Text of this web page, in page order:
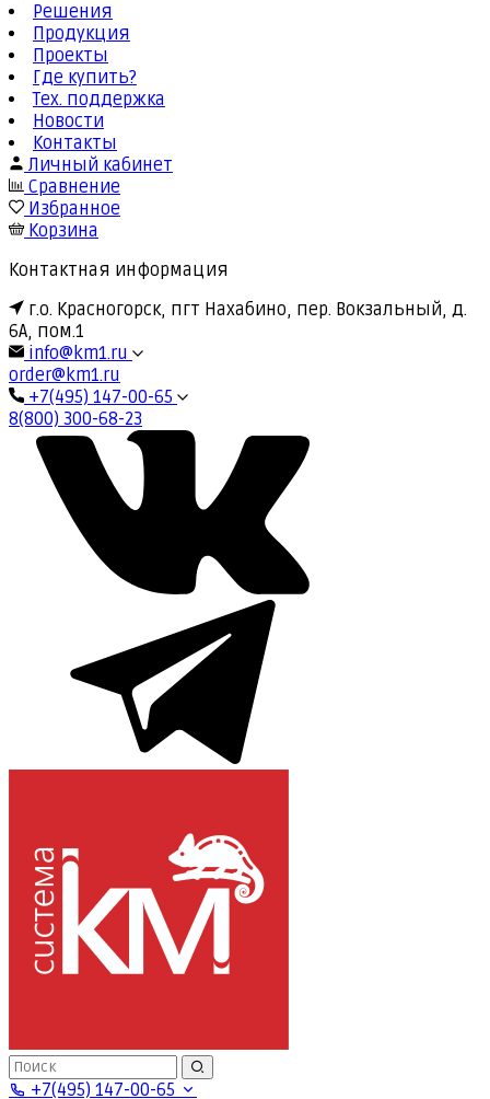
Решения
Продукция
Проекты
Где купить?
Тех. поддержка
Новости
Контакты
Личный кабинет
Сравнение
Избранное
Корзина
Контактная информация
г.о. Красногорск, пгт Нахабино, пер. Вокзальный, д.
6А, пом.1
info@km1.ru
order@km1.ru
+7(495) 147-00-65
8(800) 300-68-23
+7(495) 147-00-65